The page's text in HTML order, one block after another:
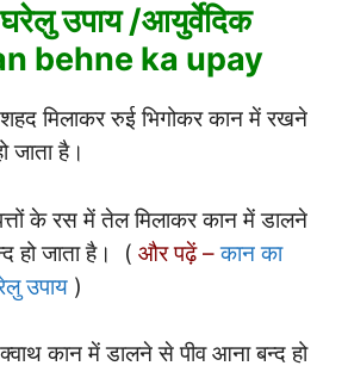
उपाय /आयुर्वेदिक
behne ka upay
मिलाकर रुई भिगोकर कान में रखने
जाता है।
के रस में तेल मिलाकर कान में डालने
हो जाता है। ( और पढ़ें –कान का
उपाय )
कान में डालने से पीव आना बन्द हो